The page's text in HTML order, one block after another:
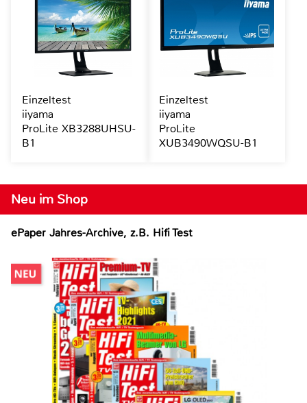
Neu im Shop
ePaper Jahres-Archive, z.B. Hifi Test
Einzeltest
iiyama
ProLite XB3288UHSU-
B1
Einzeltest
iiyama
ProLite
XUB3490WQSU-B1